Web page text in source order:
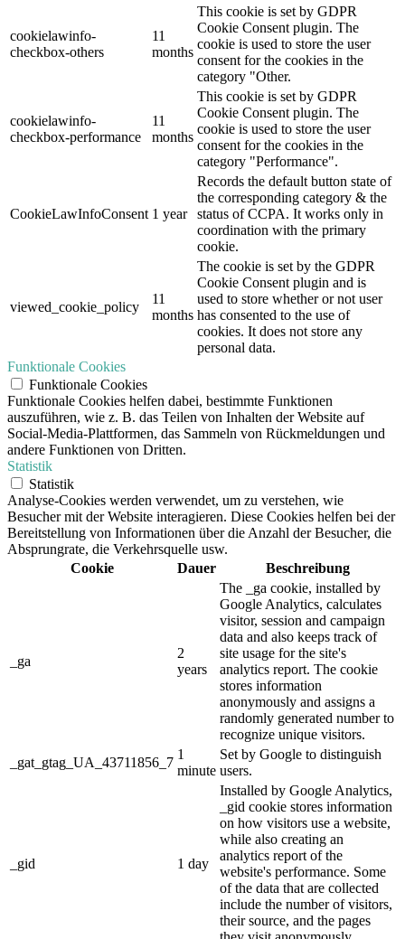
cookielawinfo-
checkbox-others
11
months
This cookie is set by GDPR
Cookie Consent plugin. The
cookie is used to store the user
consent for the cookies in the
category "Other.
cookielawinfo-
checkbox-performance
11
months
This cookie is set by GDPR
Cookie Consent plugin. The
cookie is used to store the user
consent for the cookies in the
category "Performance".
CookieLawInfoConsent 1 year
Records the default button state of
the corresponding category & the
status of CCPA. It works only in
coordination with the primary
cookie.
viewed_cookie_policy
11
months
The cookie is set by the GDPR
Cookie Consent plugin and is
used to store whether or not user
has consented to the use of
cookies. It does not store any
personal data.
Funktionale Cookies
Funktionale Cookies
Funktionale Cookies helfen dabei, bestimmte Funktionen
auszuführen, wie z. B. das Teilen von Inhalten der Website auf
Social-Media-Plattformen, das Sammeln von Rückmeldungen und
andere Funktionen von Dritten.
Statistik
Statistik
Analyse-Cookies werden verwendet, um zu verstehen, wie
Besucher mit der Website interagieren. Diese Cookies helfen bei der
Bereitstellung von Informationen über die Anzahl der Besucher, die
Absprungrate, die Verkehrsquelle usw.
Cookie
Dauer Beschreibung
_ga
2
years
The _ga cookie, installed by
Google Analytics, calculates
visitor, session and campaign
data and also keeps track of
site usage for the site's
analytics report. The cookie
stores information
anonymously and assigns a
randomly generated number to
recognize unique visitors.
_gat_gtag_UA_43711856_7
1
minute
Set by Google to distinguish
users.
_gid 1 day
Installed by Google Analytics,
_gid cookie stores information
on how visitors use a website,
while also creating an
analytics report of the
website's performance. Some
of the data that are collected
include the number of visitors,
their source, and the pages